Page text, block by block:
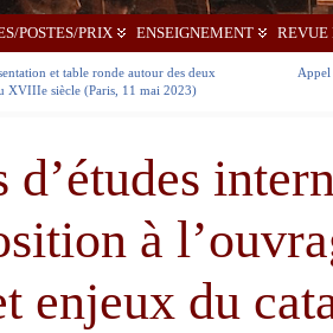
POSTES/PRIX ENSEIGNEMENT REVUE
et table ronde autour des deux
XVIIIe siècle (Paris, 11 mai 2023)
Appel
d’études
à
enjeux du